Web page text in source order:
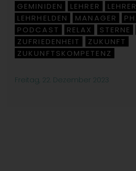
GEMINIDEN LEHRER
LEHRHELDEN MANAGER
PODCAST RELAX STERNE
ZUFRIEDENHEIT ZUKUNFT
ZUKUNFTSKOMPETENZ
Freitag, 22. Dezember 2023